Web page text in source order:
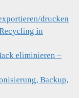
drucken
in
eliminieren –
Backup,